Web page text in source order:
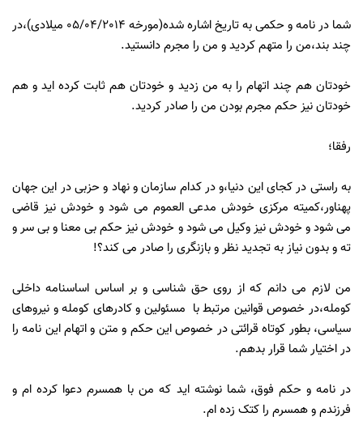
شما در نامه و حکمی به تاریخ اشاره شده(مورخه 05/04/2014 میلادی)،در
چند بند،من را متهم کردید و من را مجرم دانستید.
خودتان هم چند اتهام را به من زدید و خودتان هم ثابت کرده اید و هم
خودتان نیز حکم مجرم بودن من را صادر کردید.
رفقا؛
به راستی در کجای این دنیا،و در کدام سازمان و نهاد و حزبی در این جهان
پهناور،کمیته مرکزی خودش مدعی العموم می شود و خودش نیز قاضی
می شود و خودش نیز وکیل می شود و خودش نیز حکم بی معنا و بی سر و
ته و بدون نیاز به تجدید نظر و بازنگری را صادر می کند؟!
من لازم می دانم که از روی حق شناسی و بر اساس اساسنامه داخلی
کومله،در خصوص قوانین مرتبط با مسئولین و کادرهای کومله و نیروهای
سیاسی، بطور کوتاه قرائتی در خصوص این حکم و متن و اتهام این نامه را
در اختیار شما قرار بدهم.
در نامه و حکم فوق، شما نوشته اید که من با همسرم دعوا کرده ام و
فرزندم و همسرم را کتک زده ام.